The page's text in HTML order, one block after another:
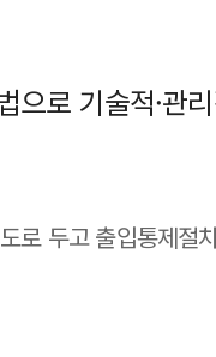
로 기술적·관
로 두고 출입통제절